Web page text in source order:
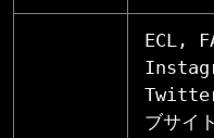
ECL,
Twitter
ブサイ